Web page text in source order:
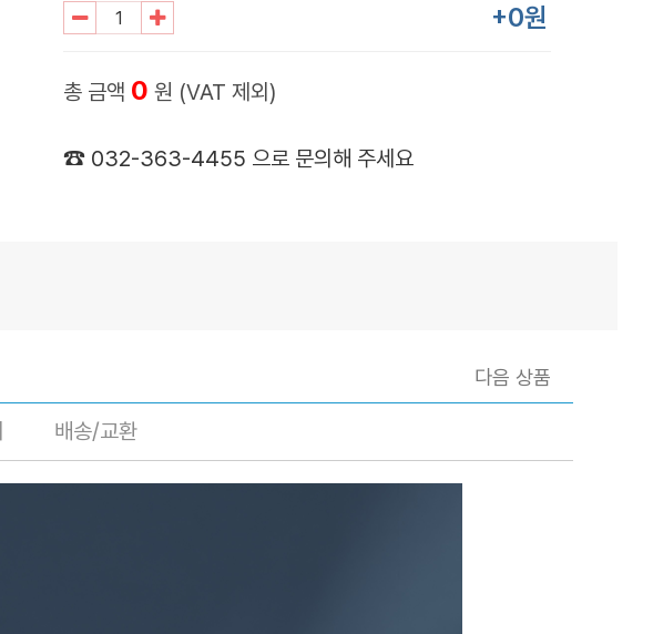
+0원
총 금액 0 원 (VAT 제외)
☎ 032-363-4455 으로 문의해 주세요
다음 상품
배송/교환